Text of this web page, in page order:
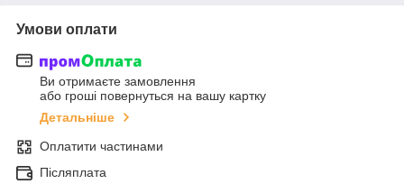
Умови оплати
Ви отримаєте замовлення
або гроші повернуться на вашу картку
Детальніше
Оплатити частинами
Післяплата